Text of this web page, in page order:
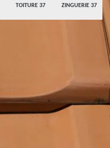
TOITURE 37
ZINGUERIE 37